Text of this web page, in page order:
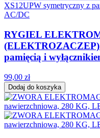
RYGIEL
(ELEKTROZACZEP)
pamięcią i
99,00 zł
Dodaj do koszyka